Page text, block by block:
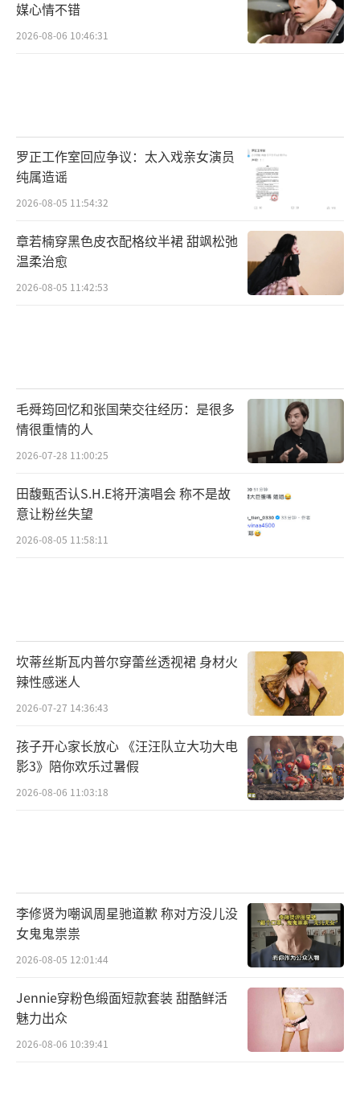
媒心情不错
2026-08-06 10:46:31
罗正工作室回应争议：太入戏亲女演员
纯属造谣
2026-08-05 11:54:32
章若楠穿黑色皮衣配格纹半裙 甜飒松弛
温柔治愈
2026-08-05 11:42:53
毛舜筠回忆和张国荣交往经历：是很多
情很重情的人
2026-07-28 11:00:25
田馥甄否认S.H.E将开演唱会 称不是故
意让粉丝失望
2026-08-05 11:58:11
坎蒂丝斯瓦内普尔穿蕾丝透视裙 身材火
辣性感迷人
2026-07-27 14:36:43
孩子开心家长放心 《汪汪队立大功大电
影3》陪你欢乐过暑假
2026-08-06 11:03:18
李修贤为嘲讽周星驰道歉 称对方没儿没
女鬼鬼祟祟
2026-08-05 12:01:44
Jennie穿粉色缎面短款套装 甜酷鲜活
魅力出众
2026-08-06 10:39:41